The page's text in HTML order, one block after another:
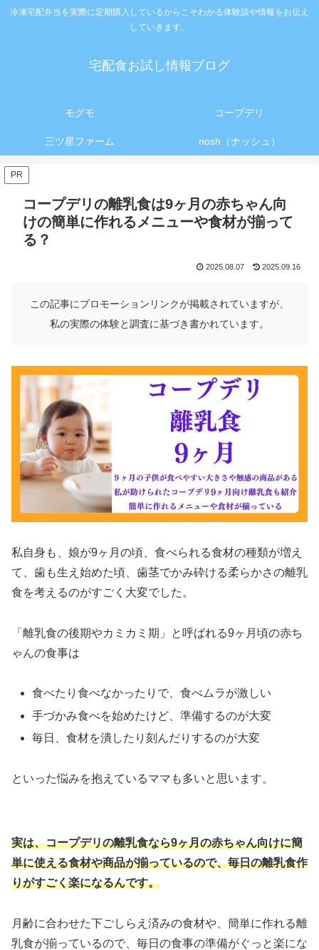
冷凍宅配弁当を実際に定期購入しているからこそわかる体験談や情報をお伝え
していきます。
宅配食お試し情報ブログ
モグモ コープデリ
三ツ星ファーム nosh（ナッシュ）
PR
コープデリの離乳食は9ヶ月の赤ちゃん向
けの簡単に作れるメニューや食材が揃って
る？
2025.08.07 2025.09.16
この記事にプロモーションリンクが掲載されていますが、
私の実際の体験と調査に基づき書かれています。
私自身も、娘が9ヶ月の頃、食べられる食材の種類が増え
て、歯も生え始めた頃、歯茎でかみ砕ける柔らかさの離乳
食を考えるのがすごく大変でした。
「離乳食の後期やカミカミ期」と呼ばれる9ヶ月頃の赤ち
ゃんの食事は
食べたり食べなかったりで、食べムラが激しい
手づかみ食べを始めたけど、準備するのが大変
毎日、食材を潰したり刻んだりするのが大変
といった悩みを抱えているママも多いと思います。
実は、コープデリの離乳食なら9ヶ月の赤ちゃん向けに簡
単に使える食材や商品が揃っているので、毎日の離乳食作
りがすごく楽になるんです。
月齢に合わせた下ごしらえ済みの食材や、簡単に作れる離
乳食が揃っているので、毎日の食事の準備がぐっと楽にな